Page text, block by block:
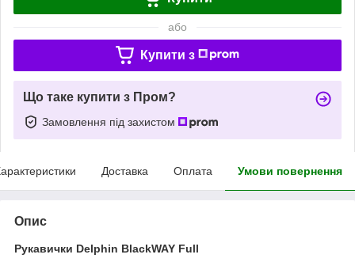
або
Купити з
Що таке купити з Пром?
Замовлення під захистом
Доставка Оплата Умови повернення
Опис
Рукавички Delphin BlackWAY Full